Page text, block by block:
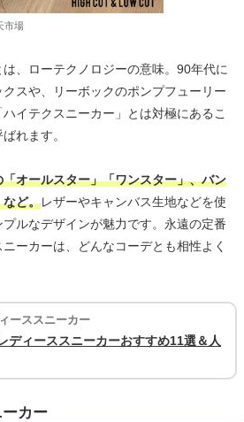
市場
は、ローテクノロジーの意味。90年代に
スや、リーボックのポンプフューリー
イテクスニーカー」とは対極にあるこ
れます。
オールスター」「ワンスター」、バン
など。レザーやキャンバス生地などを使
ルなデザインが魅力です。永遠の定番
ーカーは、どんなコーデとも相性よく
ーススニーカー
ディーススニーカーおすすめ11選＆人
カー